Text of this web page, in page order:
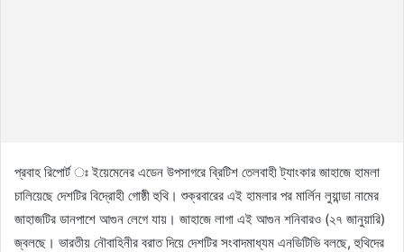
প্রবাহ রিপোর্ট ঃ ইয়েমেনের এডেন উপসাগরে ব্রিটিশ তেলবাহী ট্যাংকার জাহাজে হামলা
চালিয়েছে দেশটির বিদ্রোহী গোষ্ঠী হুথি। শুক্রবারের এই হামলার পর মার্লিন লুয়ান্ডা নামের
জাহাজটির ডানপাশে আগুন লেগে যায়। জাহাজে লাগা এই আগুন শনিবারও (২৭ জানুয়ারি)
জ্বলছে। ভারতীয় নৌবাহিনীর বরাত দিয়ে দেশটির সংবাদমাধ্যম এনডিটিভি বলছে, হুথিদের